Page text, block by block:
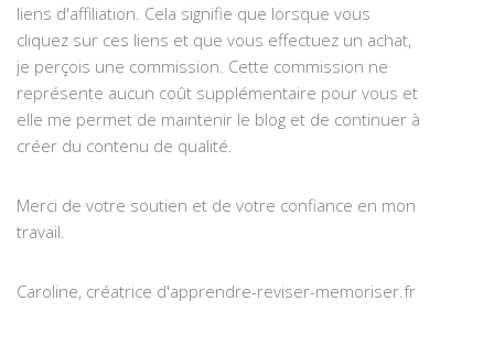
liens d'affiliation. Cela signifie que lorsque vous
cliquez sur ces liens et que vous effectuez un achat,
je perçois une commission. Cette commission ne
représente aucun coût supplémentaire pour vous et
elle me permet de maintenir le blog et de continuer à
créer du contenu de qualité.
Merci de votre soutien et de votre confiance en mon
travail.
Caroline, créatrice d'apprendre-reviser-memoriser.fr